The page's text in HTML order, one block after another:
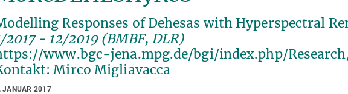
Responses of Dehesas with Hyperspectral
2017 - 12/2019 (BMBF, DLR)
www.bgc-jena.mpg.de/bgi/index.php/Research/
Mirco Migliavacca
JANUAR 2017